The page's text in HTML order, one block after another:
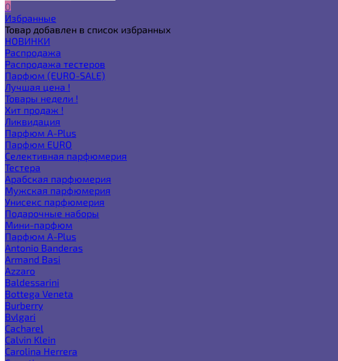
0
Избранные
Товар добавлен в список избранных
НОВИНКИ
Распродажа
Распродажа тестеров
Парфюм (EURO-SALE)
Лучшая цена !
Товары недели !
Хит продаж !
Ликвидация
Парфюм A-Plus
Парфюм EURO
Селективная парфюмерия
Тестера
Арабская парфюмерия
Мужская парфюмерия
Унисекс парфюмерия
Подарочные наборы
Мини-парфюм
Парфюм A-Plus
Antonio Banderas
Armand Basi
Azzaro
Baldessarini
Bottega Veneta
Burberry
Bvlgari
Cacharel
Calvin Klein
Carolina Herrera